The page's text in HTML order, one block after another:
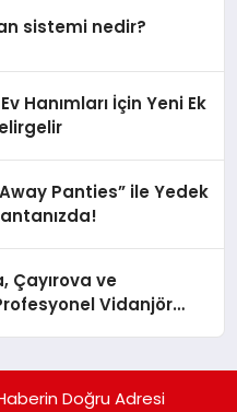
sistemi nedir?
Hanımları İçin Yeni Ek
Panties” ile Yedek
Çayırova ve
Vidanjör
Doğru Adresi